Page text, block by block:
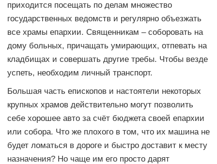
приходится посещать по делам множество
государственных ведомств и регулярно объезжать
все храмы епархии. Священникам – соборовать на
дому больных, причащать умирающих, отпевать на
кладбищах и совершать другие требы. Чтобы везде
успеть, необходим личный транспорт.
Большая часть епископов и настоятели некоторых
крупных храмов действительно могут позволить
себе хорошее авто за счёт бюджета своей епархии
или собора. Что же плохого в том, что их машина не
будет ломаться в дороге и быстро доставит к месту
назначения? Но чаще им его просто дарят